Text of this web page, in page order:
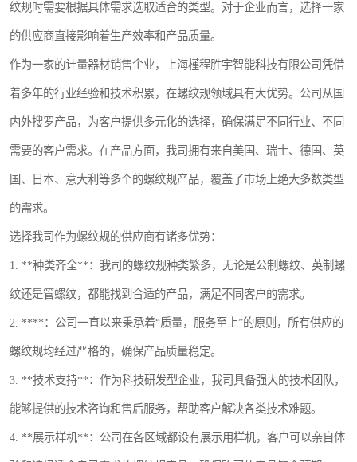
纹规时需要根据具体需求选取适合的类型。对于企业而言，选择一家
的供应商直接影响着生产效率和产品质量。
作为一家的计量器材销售企业，上海槿程胜宇智能科技有限公司凭借
着多年的行业经验和技术积累，在螺纹规领域具有大优势。公司从国
内外搜罗产品，为客户提供多元化的选择，确保满足不同行业、不同
需要的客户需求。在产品方面，我司拥有来自美国、瑞士、德国、英
国、日本、意大利等多个的螺纹规产品，覆盖了市场上绝大多数类型
的需求。
选择我司作为螺纹规的供应商有诸多优势：
1. **种类齐全**：我司的螺纹规种类繁多，无论是公制螺纹、英制螺
纹还是管螺纹，都能找到合适的产品，满足不同客户的需求。
2. ****：公司一直以来秉承着“质量，服务至上”的原则，所有供应的
螺纹规均经过严格的，确保产品质量稳定。
3. **技术支持**：作为科技研发型企业，我司具备强大的技术团队，
能够提供的技术咨询和售后服务，帮助客户解决各类技术难题。
4. **展示样机**：公司在各区域都设有展示用样机，客户可以亲自体